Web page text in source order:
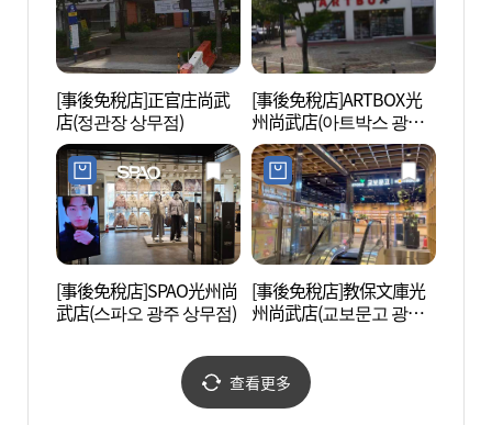
[事後免稅店]正官庄尚武
店(정관장 상무점)
[事後免稅店]ARTBOX光
州尚武店(아트박스 광주
상무점)
[事後免稅店]SPAO光州尚
武店(스파오 광주 상무점)
[事後免稅店]教保文庫光
州尚武店(교보문고 광주
查看更多